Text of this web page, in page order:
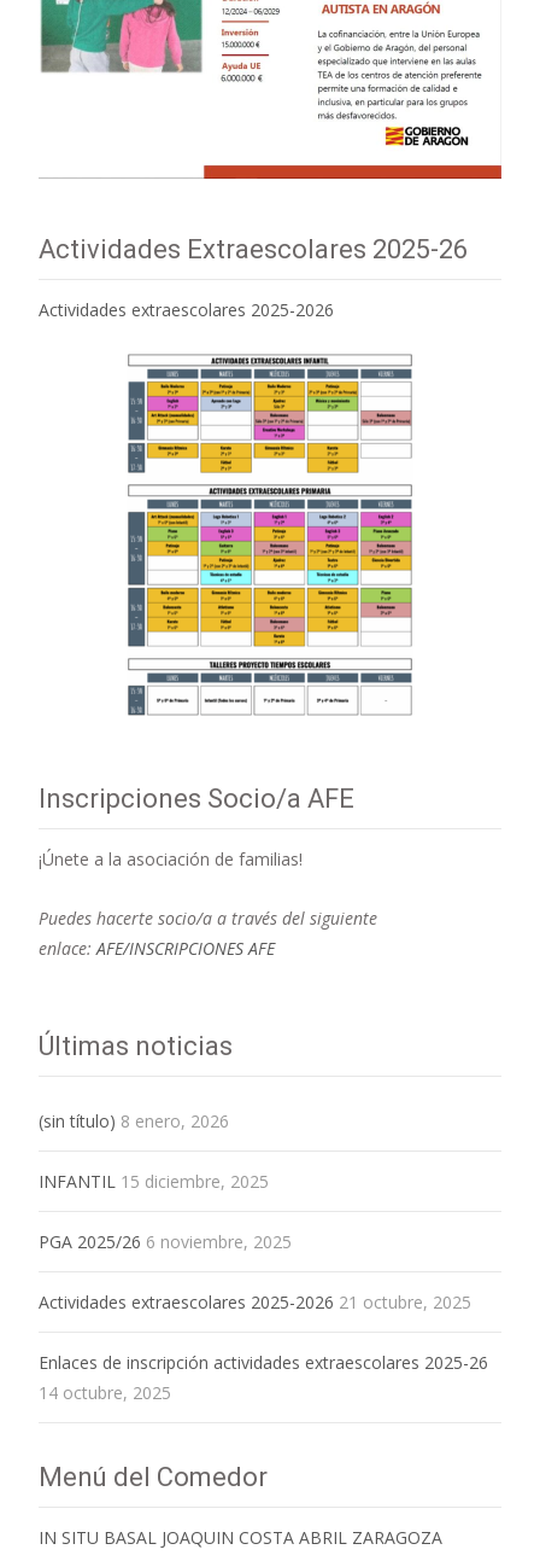
Actividades Extraescolares 2025-26
Actividades extraescolares 2025-2026
Inscripciones Socio/a AFE
¡Únete a la asociación de familias!
Puedes hacerte socio/a a través del siguiente
enlace:AFE/INSCRIPCIONES AFE
Últimas noticias
(sin título) 8 enero, 2026
INFANTIL 15 diciembre, 2025
PGA 2025/26 6 noviembre, 2025
Actividades extraescolares 2025-2026 21 octubre, 2025
Enlaces de inscripción actividades extraescolares 2025-26
14 octubre, 2025
Menú del Comedor
IN SITU BASAL JOAQUIN COSTA ABRIL ZARAGOZA